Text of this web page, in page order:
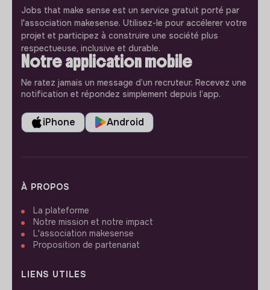
Jobs that make sense est un service gratuit porté par
l'association makesense. Utilisez-le pour accélerer votre
projet et participez à construire une société plus
respectueuse, inclusive et durable.
Notre application mobile
Ne ratez jamais un message d’un recruteur. Recevez une
notification et répondez simplement depuis l’app.
iPhone Android
À PROPOS
La plateforme
Notre mission et notre impact
L'association makesense
Proposition de partenariat
LIENS UTILES